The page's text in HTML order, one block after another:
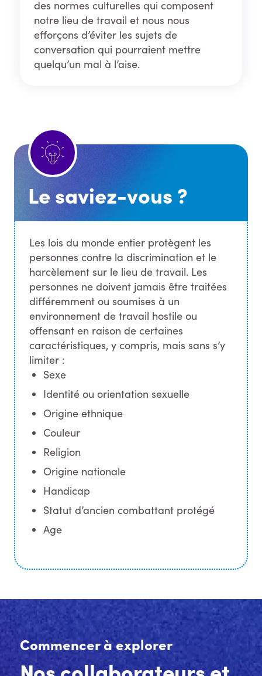
des normes culturelles qui composent
notre lieu de travail et nous nous
efforçons d’éviter les sujets de
conversation qui pourraient mettre
quelqu’un mal à l’aise.
Le saviez-vous ?
Les lois du monde entier protègent les
personnes contre la discrimination et le
harcèlement sur le lieu de travail. Les
personnes ne doivent jamais être traitées
différemment ou soumises à un
environnement de travail hostile ou
offensant en raison de certaines
caractéristiques, y compris, mais sans s’y
limiter :
Sexe
Identité ou orientation sexuelle
Origine ethnique
Couleur
Religion
Origine nationale
Handicap
Statut d’ancien combattant protégé
Age
Commencer à explorer